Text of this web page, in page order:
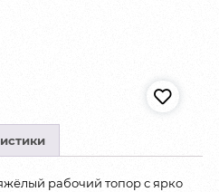
рабочий топор с ярко